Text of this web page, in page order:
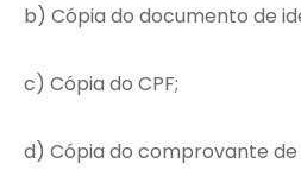
b) Cópia do documento de
c) Cópia do CPF;
d) Cópia do comprovante de